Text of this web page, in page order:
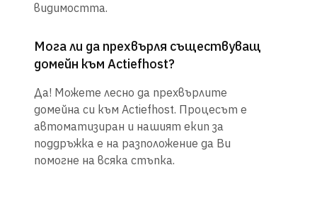
видимостта.
Мога ли да прехвърля съществуващ
домейн към Actiefhost?
Да! Можете лесно да прехвърлите
домейна си към Actiefhost. Процесът е
автоматизиран и нашият екип за
поддръжка е на разположение да Ви
помогне на всяка стъпка.